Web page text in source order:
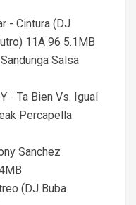
- Cintura (DJ
11A 96 5.1MB
Salsa
- Ta Bien Vs. Igual
Percapella
Sanchez
(DJ Buba